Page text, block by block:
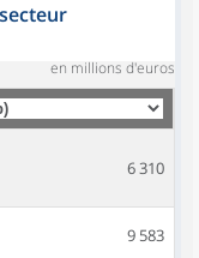
en millions d'euros
6 310
9 583